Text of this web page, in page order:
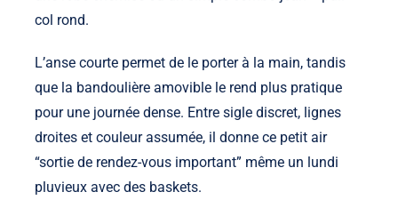
col rond.
L’anse courte permet de le porter à la main, tandis
que la bandoulière amovible le rend plus pratique
pour une journée dense. Entre sigle discret, lignes
droites et couleur assumée, il donne ce petit air
“sortie de rendez-vous important” même un lundi
pluvieux avec des baskets.